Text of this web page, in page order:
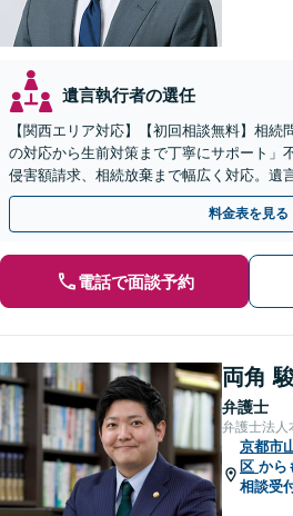
遺言執行者の選任
【関西エリア対応】【初回相談無料】相続
の対応から生前対策まで丁寧にサポート」
侵害額請求、相続放棄まで幅広く対応。遺
間・休日面談可】【WEB面談】【完全個室
料金表を見る
電話で面談予約
両角
弁護士
弁護士法人
京都市
区 から
相談受